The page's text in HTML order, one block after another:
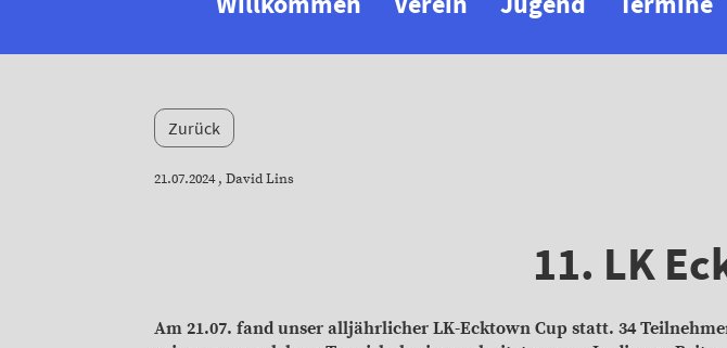
Zurück
21.07.2024, David Lins
11. LK
Am 21.07. fand unser alljährlicher LK-Ecktown Cup statt. 34